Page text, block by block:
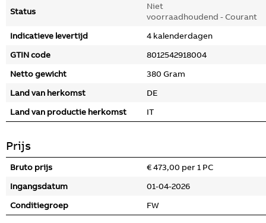
Status
Niet
voorraadhoudend - Courant
Indicatieve levertijd
4 kalenderdagen
GTIN code
8012542918004
Netto gewicht
380 Gram
Land van herkomst
DE
Land van productie herkomst
IT
Prijs
Bruto prijs
€ 473,00 per 1 PC
Ingangsdatum
01-04-2026
Conditiegroep
FW